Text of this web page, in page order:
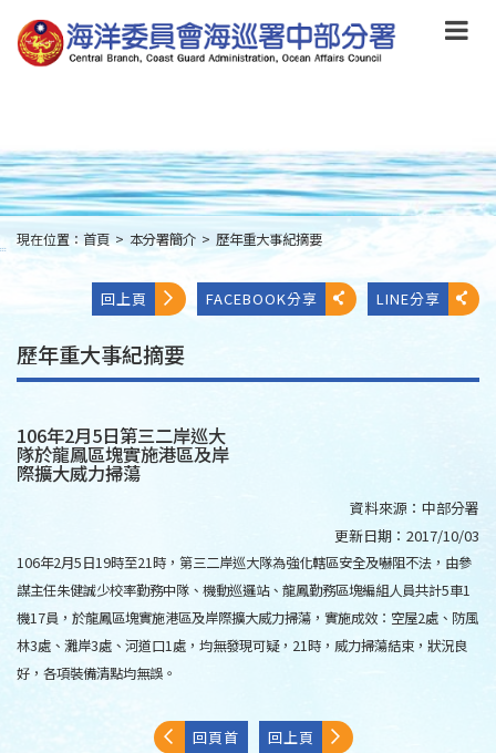
到
主
要
main
content
:::
現在位置： 首頁 > 本分署簡介 > 歷年重大事紀摘要
回上頁 FACEBOOK分享 LINE分享
歷年重大事紀摘要
106年2月5日第三二岸巡大
隊於龍鳳區塊實施港區及岸
際擴大威力掃蕩
資料來源： 中部分署
更新日期： 2017/10/03
106年2月5日19時至21時，第三二岸巡大隊為強化轄區安全及嚇阻不法，由參
謀主任朱健誠少校率勤務中隊、機動巡邏站、龍鳳勤務區塊編組人員共計5車1
機17員，於龍鳳區塊實施港區及岸際擴大威力掃蕩，實施成效：空屋2處、防風
林3處、灘岸3處、河道口1處，均無發現可疑，21時，威力掃蕩結束，狀況良
好，各項裝備清點均無誤。
回頁首 回上頁